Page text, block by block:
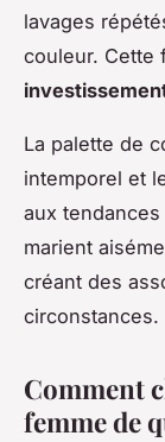
lavages
couleur. Cette
La palette de
intemporel et
aux
marient
créant des
circonstances.
Comment
femme de